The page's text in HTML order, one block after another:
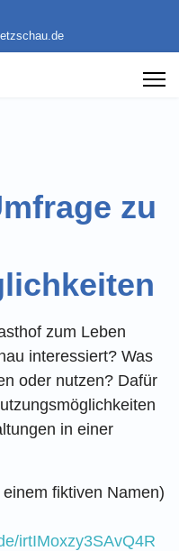
zu
zum Leben
interessiert? Was
oder nutzen? Dafür
in einer
fiktiven Namen)
irtIMoxzy3SAvQ4R